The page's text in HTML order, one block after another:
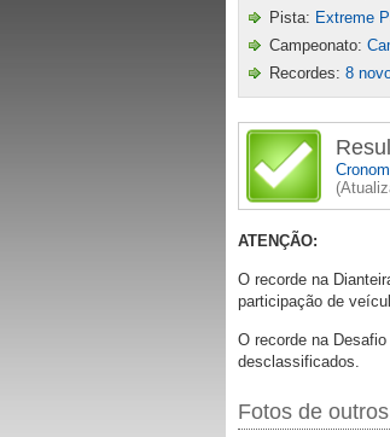
Pista: Extreme
Campeonato:
Recordes: 8
ATENÇÃO:
O recorde na
participação de
O recorde na
desclassificados.
Fotos de